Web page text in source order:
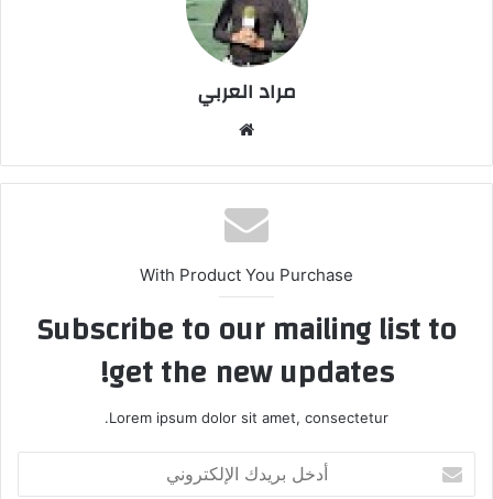
مراد العربي
الوي
ب
With Product You Purchase
Subscribe to our mailing list to
get the new updates!
Lorem ipsum dolor sit amet, consectetur.